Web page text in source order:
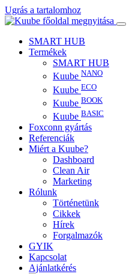
Ugrás a tartalomhoz
SMART HUB
Termékek
SMART HUB
Kuube NANO
Kuube ECO
Kuube BOOK
Kuube BASIC
Foxconn gyártás
Referenciák
Miért a Kuube?
Dashboard
Clean Air
Marketing
Rólunk
Történetünk
Cikkek
Hírek
Forgalmazók
GYIK
Kapcsolat
Ajánlatkérés